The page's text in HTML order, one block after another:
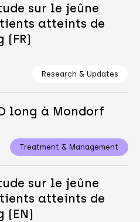
sur le jeûne
atteints de
(FR)
Research & Updates
long à Mondorf
Treatment & Management
sur le jeûne
atteints de
(EN)